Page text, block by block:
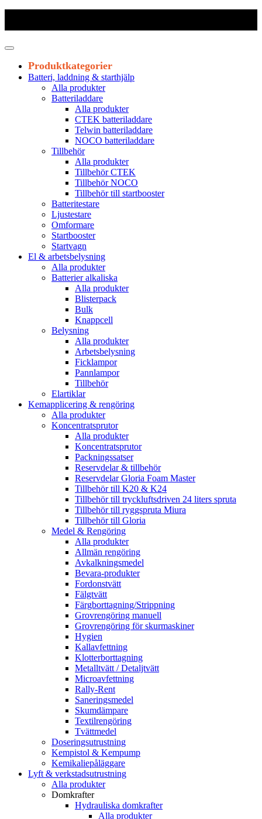
Produktkategorier
Batteri, laddning & starthjälp
Alla produkter
Batteriladdare
Alla produkter
CTEK batteriladdare
Telwin batteriladdare
NOCO batteriladdare
Tillbehör
Alla produkter
Tillbehör CTEK
Tillbehör NOCO
Tillbehör till startbooster
Batteritestare
Ljustestare
Omformare
Startbooster
Startvagn
El & arbetsbelysning
Alla produkter
Batterier alkaliska
Alla produkter
Blisterpack
Bulk
Knappcell
Belysning
Alla produkter
Arbetsbelysning
Ficklampor
Pannlampor
Tillbehör
Elartiklar
Kemapplicering & rengöring
Alla produkter
Koncentratsprutor
Alla produkter
Koncentratsprutor
Packningssatser
Reservdelar & tillbehör
Reservdelar Gloria Foam Master
Tillbehör till K20 & K24
Tillbehör till tryckluftsdriven 24 liters spruta
Tillbehör till ryggspruta Miura
Tillbehör till Gloria
Medel & Rengöring
Alla produkter
Allmän rengöring
Avkalkningsmedel
Bevara-produkter
Fordonstvätt
Fälgtvätt
Färgborttagning/Strippning
Grovrengöring manuell
Grovrengöring för skurmaskiner
Hygien
Kallavfettning
Klotterborttagning
Metalltvätt / Detaljtvätt
Microavfettning
Rally-Rent
Saneringsmedel
Skumdämpare
Textilrengöring
Tvättmedel
Doseringsutrustning
Kempistol & Kempump
Kemikaliepåläggare
Lyft & verkstadsutrustning
Alla produkter
Domkrafter
Hydrauliska domkrafter
Alla produkter